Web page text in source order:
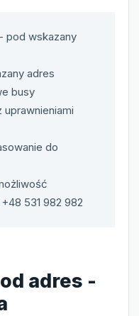
pod wskazany
adres
busy
do
531 982 982
adres -